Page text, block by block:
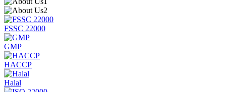
FSSC 22000
GMP
HACCP
Halal